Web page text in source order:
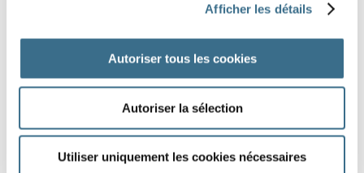
Afficher les détails
Autoriser tous les cookies
Autoriser la sélection
Utiliser uniquement les cookies nécessaires